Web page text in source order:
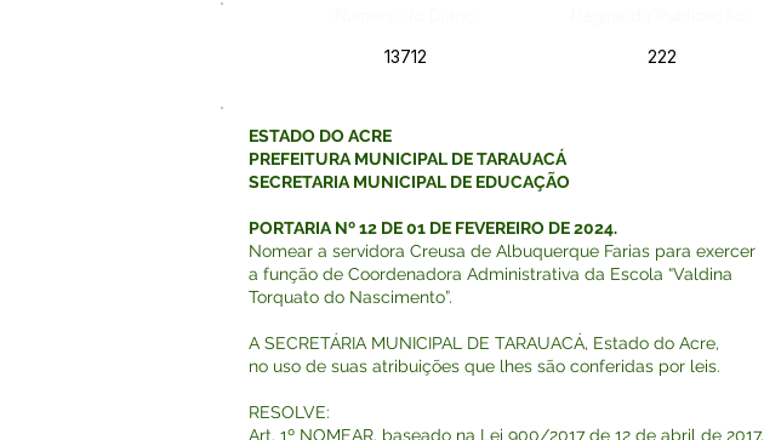
13712
222
ESTADO DO ACRE
PREFEITURA MUNICIPAL DE TARAUACÁ
SECRETARIA MUNICIPAL DE EDUCAÇÃO
PORTARIA Nº 12 DE 01 DE FEVEREIRO DE 2024.
Nomear a servidora Creusa de Albuquerque Farias para exercer
a função de Coordenadora Administrativa da Escola “Valdina
Torquato do Nascimento”.
A SECRETÁRIA MUNICIPAL DE TARAUACÁ, Estado do Acre,
no uso de suas atribuições que lhes são conferidas por leis.
RESOLVE:
Art. 1º NOMEAR, baseado na Lei 900/2017 de 12 de abril de 2017,